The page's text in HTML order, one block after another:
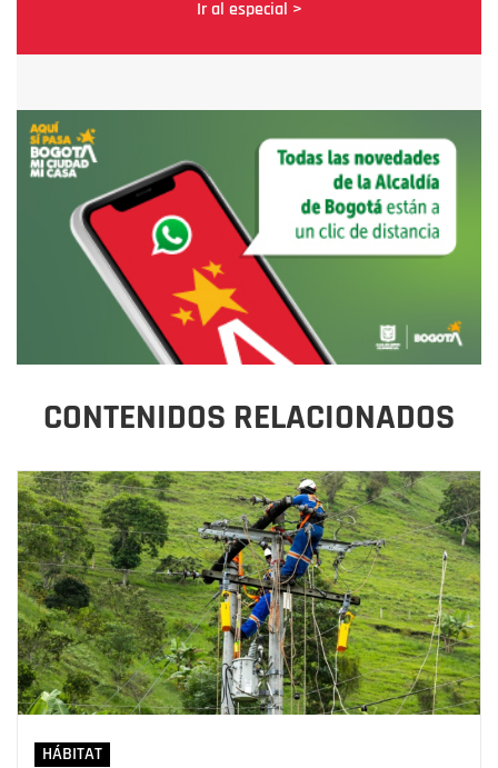
Ir al especial >
CONTENIDOS RELACIONADOS
HÁBITAT